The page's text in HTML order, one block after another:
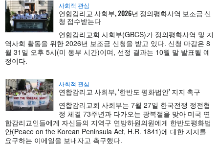
사회적 관심
연합감리교 사회부, 2026년 정의평화사역 보조금 신
청 접수받는다
연합감리교회 사회부(GBCS)가 정의평화사역 및 지
역사회 활동을 위한 2026년 보조금 신청을 받고 있다. 신청 마감은 8
월 31일 오후 5시(미 동부 시간)이며, 선정 결과는 10월 말 발표될 예
정이다.
사회적 관심
연합감리교 사회부, ‘한반도 평화법안’ 지지 촉구
연합감리교회 사회부는 7월 27일 한국전쟁 정전협
정 체결 73주년과 다가오는 광복절을 맞아 미국 연
합감리교인들에게 자신들의 지역구 연방하원의원에게 한반도평화법
안(Peace on the Korean Peninsula Act, H.R. 1841)에 대한 지지를
요구하는 이메일을 보내자고 촉구했다.